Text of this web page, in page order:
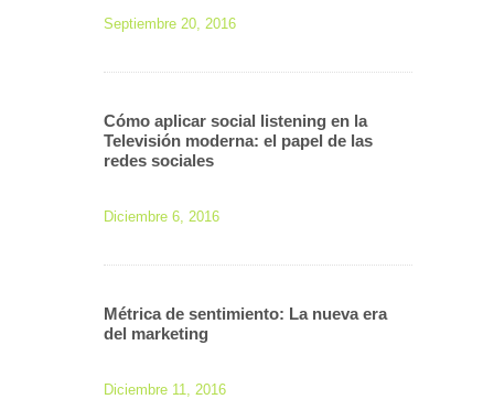
Septiembre 20, 2016
Cómo aplicar social listening en la
Televisión moderna: el papel de las
redes sociales
Diciembre 6, 2016
Métrica de sentimiento: La nueva era
del marketing
Diciembre 11, 2016